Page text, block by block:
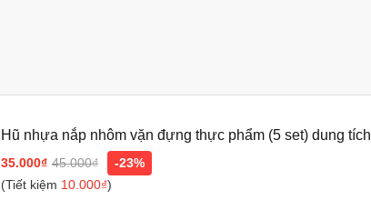
Hũ nhựa nắp nhôm vặn đựng thực phẩm (5 set) dung tích
500/700/1000ml
35.000₫ 45.000₫
-23%
(Tiết kiệm 10.000₫)